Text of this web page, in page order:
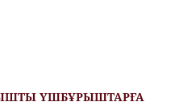
ҮШБҰРЫШТАРҒА